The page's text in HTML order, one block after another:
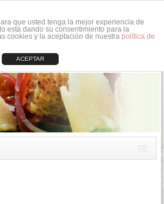
que usted tenga la mejor experiencia de
está dando su consentimiento para la
cookies y la aceptación de nuestra política de
ACEPTAR